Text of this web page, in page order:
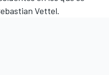
Vettel.